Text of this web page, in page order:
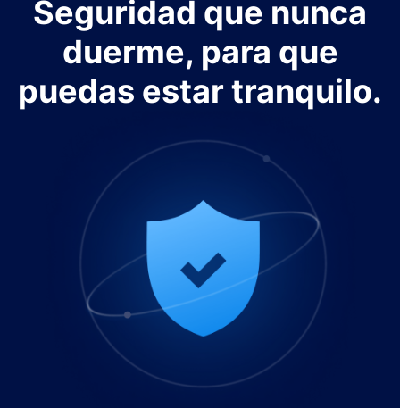
Seguridad que nunca
duerme, para que
puedas estar tranquilo.